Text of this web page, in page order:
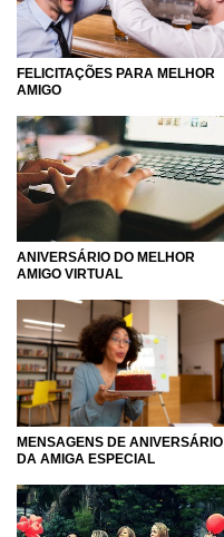
FELICITAÇÕES PARA MELHOR
AMIGO
ANIVERSÁRIO DO MELHOR
AMIGO VIRTUAL
MENSAGENS DE ANIVERSÁRIO
DA AMIGA ESPECIAL